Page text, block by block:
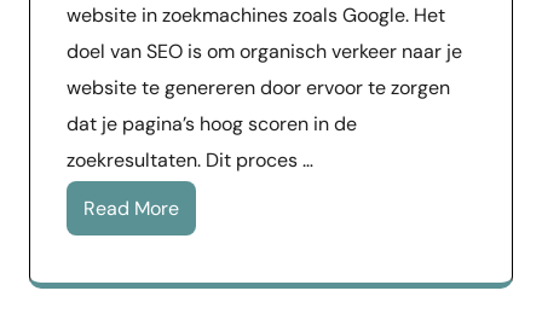
website in zoekmachines zoals Google. Het
doel van SEO is om organisch verkeer naar je
website te genereren door ervoor te zorgen
dat je pagina’s hoog scoren in de
zoekresultaten. Dit proces …
Read More